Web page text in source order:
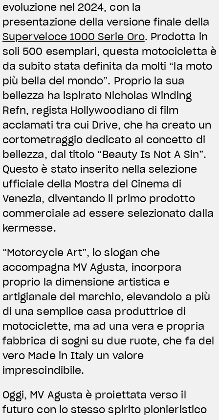
evoluzione nel 2024, con la
presentazione della versione finale della
Superveloce 1000 Serie Oro. Prodotta in
soli 500 esemplari, questa motocicletta è
da subito stata definita da molti “la moto
più bella del mondo”. Proprio la sua
bellezza ha ispirato Nicholas Winding
Refn, regista Hollywoodiano di film
acclamati tra cui Drive, che ha creato un
cortometraggio dedicato al concetto di
bellezza, dal titolo “Beauty Is Not A Sin”.
Questo è stato inserito nella selezione
ufficiale della Mostra del Cinema di
Venezia, diventando il primo prodotto
commerciale ad essere selezionato dalla
kermesse.
“Motorcycle Art”, lo slogan che
accompagna MV Agusta, incorpora
proprio la dimensione artistica e
artigianale del marchio, elevandolo a più
di una semplice casa produttrice di
motociclette, ma ad una vera e propria
fabbrica di sogni su due ruote, che fa del
vero Made in Italy un valore
imprescindibile.
Oggi, MV Agusta è proiettata verso il
futuro con lo stesso spirito pionieristico